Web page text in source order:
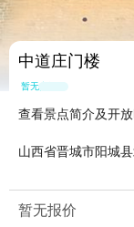
中道庄门楼
暂无点评
查看景点简介及开
山西省晋城市阳城
暂无报价